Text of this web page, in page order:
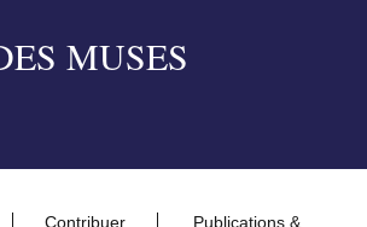
Contribuer
Publications &